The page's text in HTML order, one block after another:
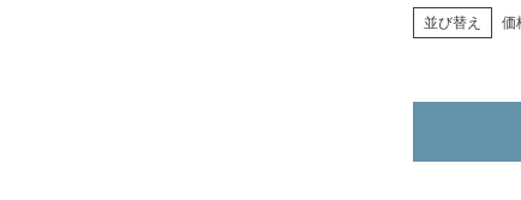
並び替え 価